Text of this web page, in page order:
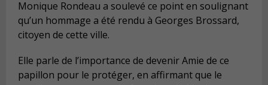
Monique Rondeau a soulevé ce point en soulignant
qu’un hommage a été rendu à Georges Brossard,
citoyen de cette ville.
Elle parle de l’importance de devenir Amie de ce
papillon pour le protéger, en affirmant que le